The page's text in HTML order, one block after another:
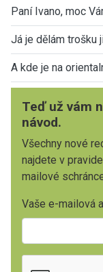
Paní Ivano, moc
Já je dělám trošku
A kde je na
Teď už vám
návod.
Všechny nové
najdete v
mailové
Vaše e-mailová